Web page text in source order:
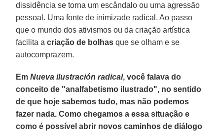
dissidência se torna um escândalo ou uma agressão
pessoal. Uma fonte de inimizade radical. Ao passo
que o mundo dos ativismos ou da criação artística
facilita a criação de bolhas que se olham e se
autocomprazem.
EmNueva ilustración radical, você falava do
conceito de "analfabetismo ilustrado", no sentido
de que hoje sabemos tudo, mas não podemos
fazer nada. Como chegamos a essa situação e
como é possível abrir novos caminhos de diálogo